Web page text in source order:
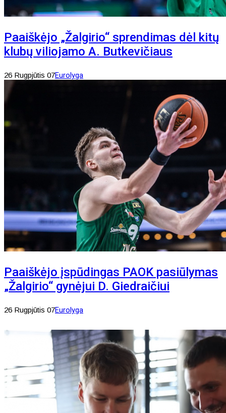
Paaiškėjo „Žalgirio“ sprendimas dėl kitų
klubų viliojamo A. Butkevičiaus
26 Rugpjūtis 07Eurolyga
Paaiškėjo įspūdingas PAOK pasiūlymas
„Žalgirio“ gynėjui D. Giedraičiui
26 Rugpjūtis 07Eurolyga